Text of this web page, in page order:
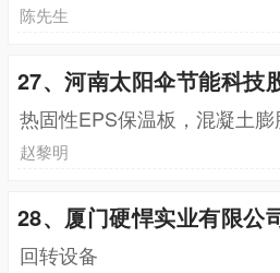
陈先生
27、河南太阳伞节能科技
热固性EPS保温板，混凝土
赵黎明
28、厦门硬悍实业有限公
回转设备